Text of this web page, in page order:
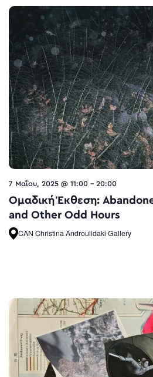
7 Μαΐου, 2025 @ 11:00 - 20:00
Ομαδική Έκθεση:
and Other Odd Hours
CAN Christina Androulidaki Gallery